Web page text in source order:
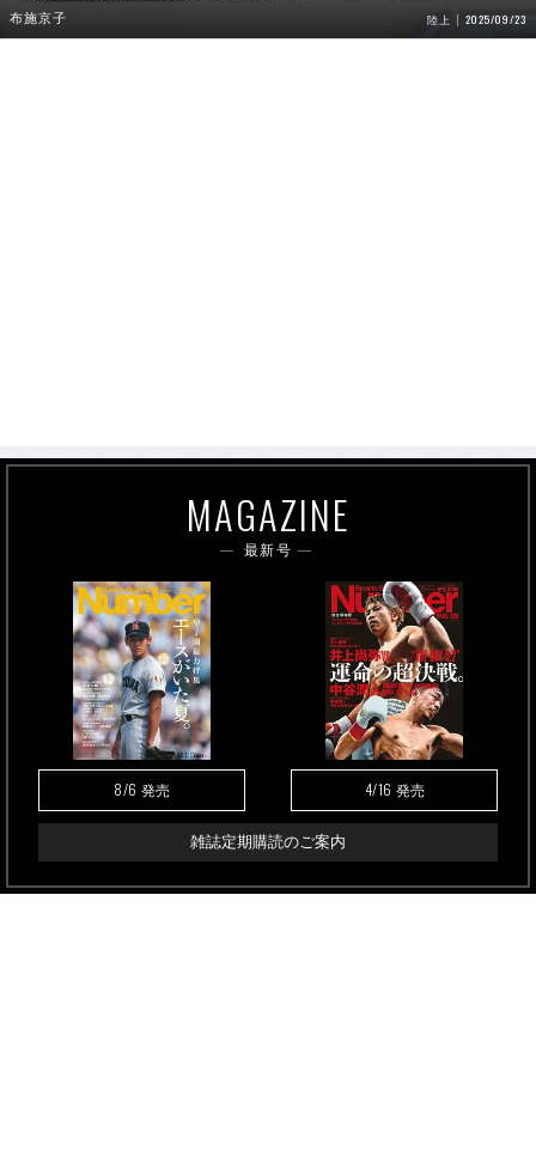
布施京子 陸上 2025/09/23
MAGAZINE
最新号
8/6 発売 4/16 発売
雑誌定期購読のご案内